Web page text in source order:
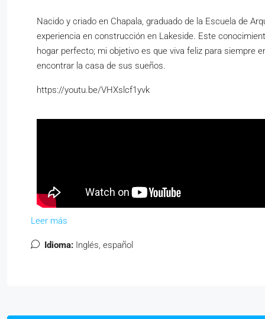
Nacido y criado en Chapala, graduado de la Escuela de
experiencia en construcción en Lakeside. Este
hogar perfecto; mi objetivo es que viva feliz para siempre
encontrar la casa de sus sueños.
https://youtu.be/VHXslcf1yvk
Leer más
Idioma: Inglés, español